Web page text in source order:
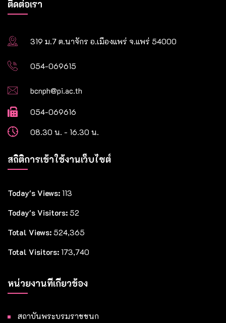
ติดต่อเรา
319 ม.7 ต.นาจักร อ.เมืองแพร่ จ.แพร่ 54000
054-069615
bcnph@pi.ac.th
054-069616
08.30 น. - 16.30 น.
สถิติการเข้าใช้งานเว็บไซต์
Today's Views: 113
Today's Visitors: 52
Total Views: 524,365
Total Visitors: 173,740
หน่วยงานที่เกี่ยวข้อง
สถาบันพระบรมราชชนก